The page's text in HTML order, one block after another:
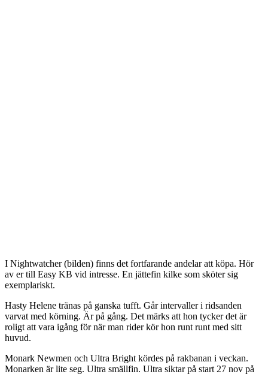
I Nightwatcher (bilden) finns det fortfarande andelar att köpa. Hör
av er till Easy KB vid intresse. En jättefin kilke som sköter sig
exemplariskt.
Hasty Helene tränas på ganska tufft. Går intervaller i ridsanden
varvat med körning. Är på gång. Det märks att hon tycker det är
roligt att vara igång för när man rider kör hon runt runt med sitt
huvud.
Monark Newmen och Ultra Bright kördes på rakbanan i veckan.
Monarken är lite seg. Ultra smällfin. Ultra siktar på start 27 nov på